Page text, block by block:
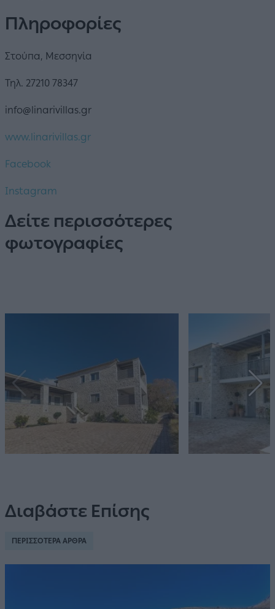
Πληροφορίες
Στούπα, Μεσσηνία
Τηλ. 27210 78347
info@linarivillas.gr
www.linarivillas.gr
Facebook
Instagram
Δείτε περισσότερες
φωτογραφίες
Διαβάστε Επίσης
ΠΕΡΙΣΣΟΤΕΡΑ ΑΡΘΡΑ